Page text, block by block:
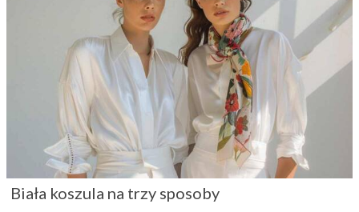
Biała koszula na trzy sposoby